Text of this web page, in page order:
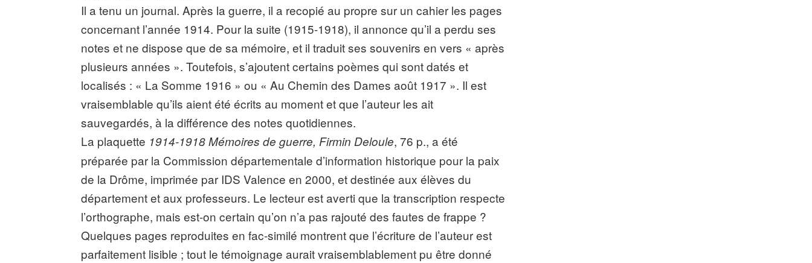
Il a tenu un journal. Après la guerre, il a recopié au propre sur un cahier les pages
concernant l’année 1914. Pour la suite (1915-1918), il annonce qu’il a perdu ses
notes et ne dispose que de sa mémoire, et il traduit ses souvenirs en vers « après
plusieurs années ». Toutefois, s’ajoutent certains poèmes qui sont datés et
localisés : « La Somme 1916 » ou « Au Chemin des Dames août 1917 ». Il est
vraisemblable qu’ils aient été écrits au moment et que l’auteur les ait
sauvegardés, à la différence des notes quotidiennes.
La plaquette 1914-1918 Mémoires de guerre, Firmin Deloule, 76 p., a été
préparée par la Commission départementale d’information historique pour la paix
de la Drôme, imprimée par IDS Valence en 2000, et destinée aux élèves du
département et aux professeurs. Le lecteur est averti que la transcription respecte
l’orthographe, mais est-on certain qu’on n’a pas rajouté des fautes de frappe ?
Quelques pages reproduites en fac-similé montrent que l’écriture de l’auteur est
parfaitement lisible ; tout le témoignage aurait vraisemblablement pu être donné